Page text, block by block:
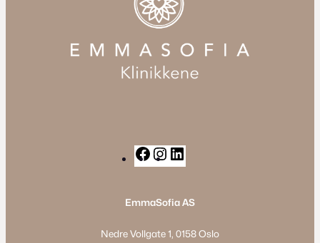
F
a
e
o
I
n
t
g
i
k
d
EmmaSofia AS
Nedre Vollgate 1, 0158 Oslo